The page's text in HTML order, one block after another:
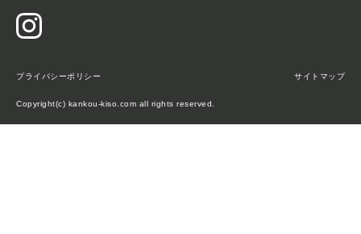
プライバシーポリシー サイトマップ
Copyright(c) kankou-kiso.com all rights reserved.